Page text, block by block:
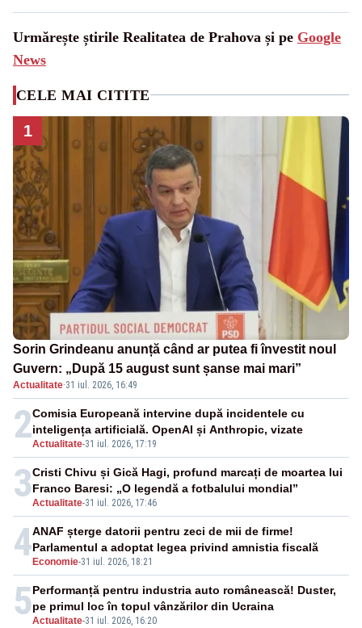
Urmărește știrile Realitatea de Prahova și pe Google
News
CELE MAI CITITE
1
Sorin Grindeanu anunță când ar putea fi învestit noul
Guvern: „După 15 august sunt șanse mai mari”
Actualitate·31 iul. 2026, 16:49
2Actualitate-31 iul. 2026, 17:19
Comisia Europeană intervine după incidentele cu
inteligența artificială. OpenAI și Anthropic, vizate
3Actualitate-31 iul. 2026, 17:46
Cristi Chivu și Gică Hagi, profund marcați de moartea lui
Franco Baresi: „O legendă a fotbalului mondial”
4 Economie-31 iul. 2026, 18:21
ANAF șterge datorii pentru zeci de mii de firme!
Parlamentul a adoptat legea privind amnistia fiscală
5Actualitate-31 iul. 2026, 16:20
Performanță pentru industria auto românească! Duster,
pe primul loc în topul vânzărilor din Ucraina